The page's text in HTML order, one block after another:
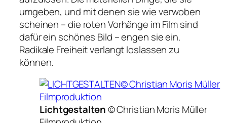
umgeben, und mit denen sie wie verwoben
scheinen – die roten Vorhänge im Film sind
dafür ein schönes Bild – engen sie ein.
Radikale Freiheit verlangt loslassen zu
können.
Lichtgestalten© Christian Moris Müller